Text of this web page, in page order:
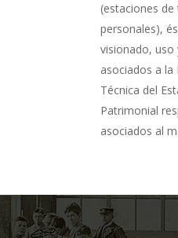
(estaciones
personales),
visionado, uso
asociados a la
Técnica del
Patrimonial
asociados al